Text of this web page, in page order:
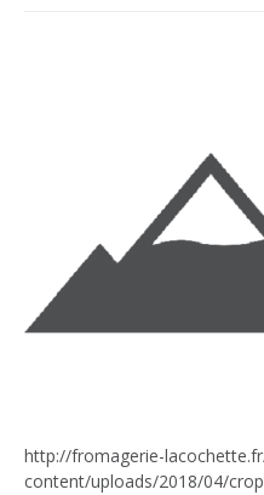
http://fromagerie-
content/uploads/2018/04/